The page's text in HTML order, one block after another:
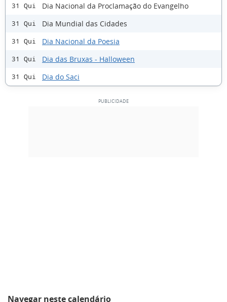
31 Qui Dia Nacional da Proclamação do Evangelho
31 Qui Dia Mundial das Cidades
31 Qui Dia Nacional da Poesia
31 Qui Dia das Bruxas - Halloween
31 Qui Dia do Saci
Navegar neste calendário